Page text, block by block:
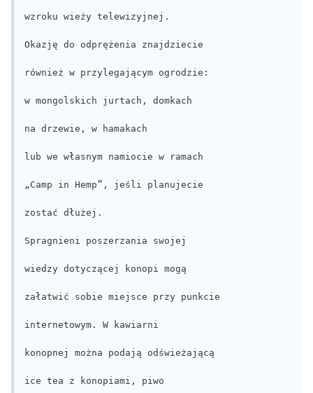
wzroku wieży telewizyjnej.
Okazję do odprężenia znajdziecie
również w przylegającym ogrodzie:
w mongolskich jurtach, domkach
na drzewie, w hamakach
lub we własnym namiocie w ramach
„Camp in Hemp”, jeśli planujecie
zostać dłużej.
Spragnieni poszerzania swojej
wiedzy dotyczącej konopi mogą
załatwić sobie miejsce przy punkcie
internetowym. W kawiarni
konopnej można podają odświeżającą
ice tea z konopiami, piwo